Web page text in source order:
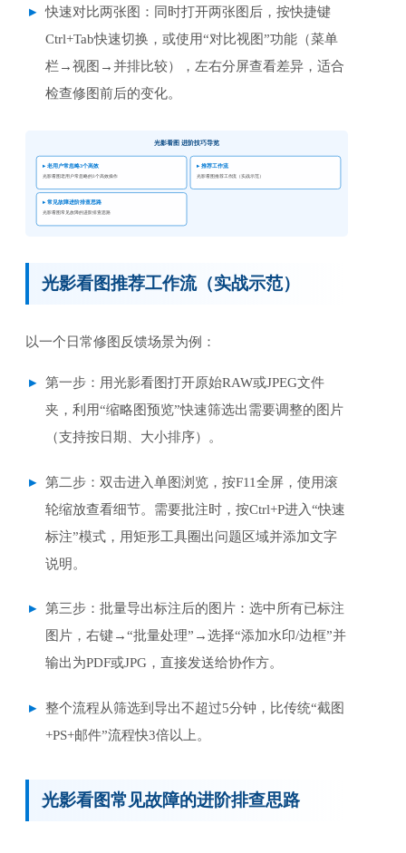
快速对比两张图：同时打开两张图后，按快捷键
Ctrl+Tab快速切换，或使用“对比视图”功能（菜单
栏→视图→并排比较），左右分屏查看差异，适合
检查修图前后的变化。
光影看图 进阶技巧导览
▸ 老用户常忽略3个高效
光影看图老用户常忽略的3个高效操作
▸ 推荐工作流
光影看图推荐工作流（实战示范）
▸ 常见故障进阶排查思路
光影看图常见故障的进阶排查思路
光影看图推荐工作流（实战示范）
以一个日常修图反馈场景为例：
第一步：用光影看图打开原始RAW或JPEG文件
夹，利用“缩略图预览”快速筛选出需要调整的图片
（支持按日期、大小排序）。
第二步：双击进入单图浏览，按F11全屏，使用滚
轮缩放查看细节。需要批注时，按Ctrl+P进入“快速
标注”模式，用矩形工具圈出问题区域并添加文字
说明。
第三步：批量导出标注后的图片：选中所有已标注
图片，右键→“批量处理”→选择“添加水印/边框”并
输出为PDF或JPG，直接发送给协作方。
整个流程从筛选到导出不超过5分钟，比传统“截图
+PS+邮件”流程快3倍以上。
光影看图常见故障的进阶排查思路